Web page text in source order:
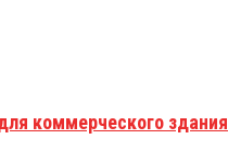
коммерческого здания